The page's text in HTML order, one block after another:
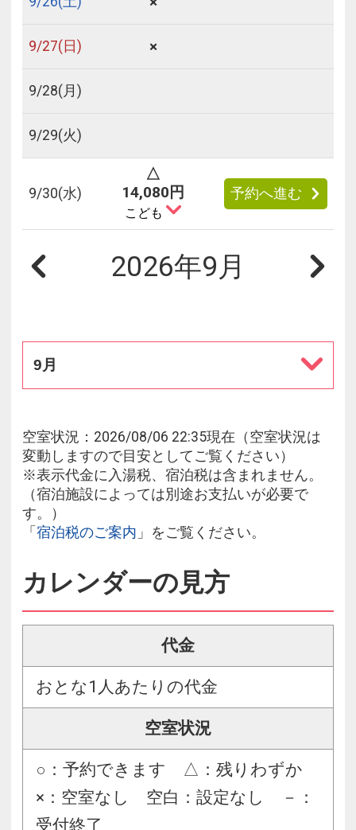
9/27(日) ×
9/28(月)
9/29(火)
9/30(水)
△
14,080円
こども
予約へ進む
2026年9月
9月
空室状況：2026/08/06 22:35現在（空室状況は
変動しますので目安としてご覧ください）
※表示代金に入湯税、宿泊税は含まれません。
（宿泊施設によっては別途お支払いが必要で
す。）
「 宿泊税のご案内 」をご覧ください。
カレンダーの見方
代金
おとな1人あたりの代金
空室状況
○：予約できます △：残りわずか
×：空室なし 空白：設定なし －：
受付終了